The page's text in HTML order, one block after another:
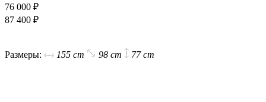
76 000 ₽
87 400 ₽
Размеры:
155 cm 98 cm 77 cm